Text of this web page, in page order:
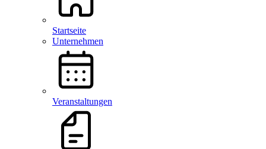
Startseite
Unternehmen
Veranstaltungen